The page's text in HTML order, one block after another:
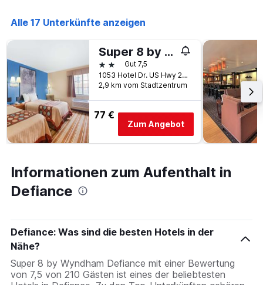
Alle 17 Unterkünfte anzeigen
Super 8 by Wyndham Defiance
2 SterneGut 7,5
1053 Hotel Dr. US Hwy 24 & SR 66, Defiance, OH, USA
2,9 km vom Stadtzentrum
77 €
Zum Angebot
Informationen zum Aufenthalt in
Defiance
Defiance: Was sind die besten Hotels in der
Nähe?
Super 8 by Wyndham Defiance mit einer Bewertung
von 7,5 von 210 Gästen ist eines der beliebtesten